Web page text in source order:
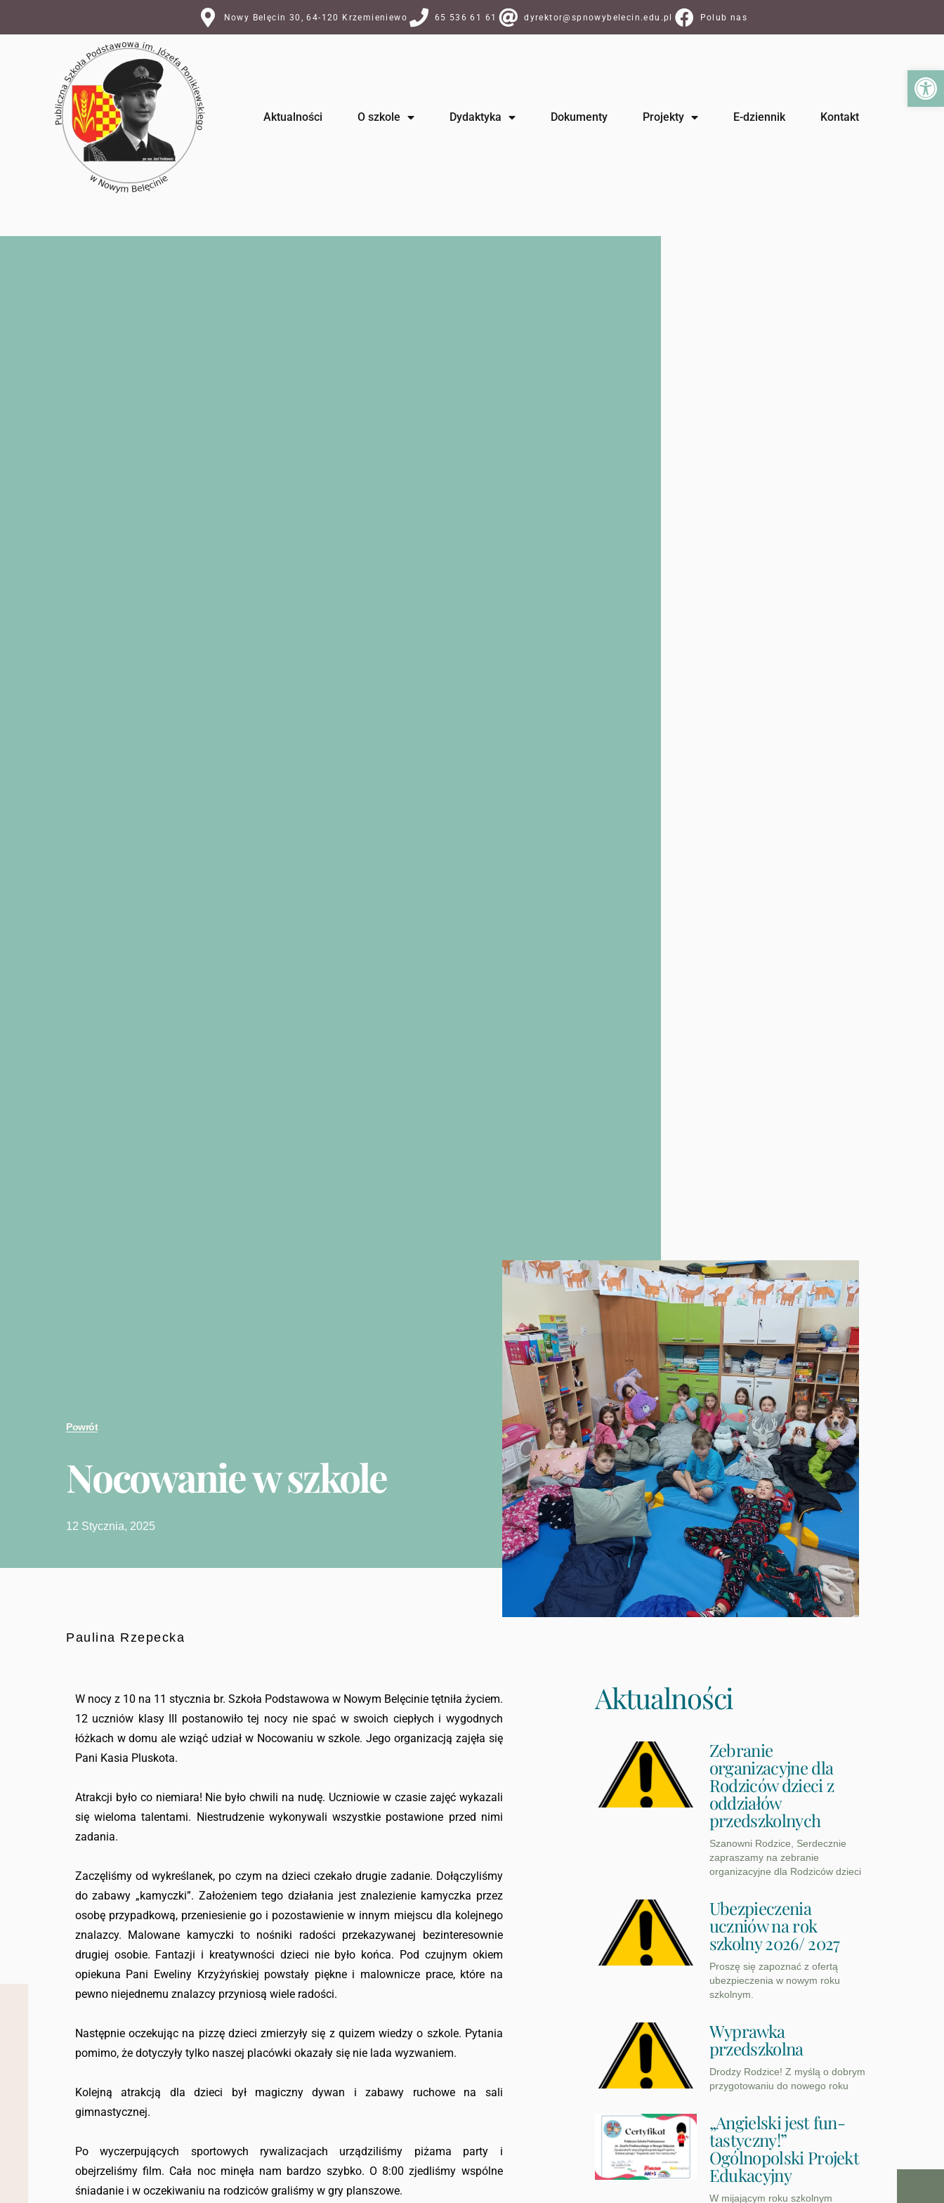
Nowy Belęcin 30, 64-120 Krzemieniewo 65 536 61 61 dyrektor@spnowybelecin.edu.pl Polub nas
Aktualności O szkole Dydaktyka Dokumenty Projekty E-dziennik Kontakt
Powrót
Nocowanie w szkole
12 Stycznia, 2025
Paulina Rzepecka
W nocy z 10 na 11 stycznia br. Szkoła Podstawowa w Nowym Belęcinie tętniła życiem.
12 uczniów klasy III postanowiło tej nocy nie spać w swoich ciepłych i wygodnych
łóżkach w domu ale wziąć udział w Nocowaniu w szkole. Jego organizacją zajęła się
Pani Kasia Pluskota.
Atrakcji było co niemiara! Nie było chwili na nudę. Uczniowie w czasie zajęć wykazali
się wieloma talentami. Niestrudzenie wykonywali wszystkie postawione przed nimi
zadania.
Zaczęliśmy od wykreślanek, po czym na dzieci czekało drugie zadanie. Dołączyliśmy
do zabawy „kamyczki”. Założeniem tego działania jest znalezienie kamyczka przez
osobę przypadkową, przeniesienie go i pozostawienie w innym miejscu dla kolejnego
znalazcy. Malowane kamyczki to nośniki radości przekazywanej bezinteresownie
drugiej osobie. Fantazji i kreatywności dzieci nie było końca. Pod czujnym okiem
opiekuna Pani Eweliny Krzyżyńskiej powstały piękne i malownicze prace, które na
pewno niejednemu znalazcy przyniosą wiele radości.
Następnie oczekując na pizzę dzieci zmierzyły się z quizem wiedzy o szkole. Pytania
pomimo, że dotyczyły tylko naszej placówki okazały się nie lada wyzwaniem.
Kolejną atrakcją dla dzieci był magiczny dywan i zabawy ruchowe na sali
gimnastycznej.
Po wyczerpujących sportowych rywalizacjach urządziliśmy piżama party i
obejrzeliśmy film. Cała noc minęła nam bardzo szybko. O 8:00 zjedliśmy wspólne
śniadanie i w oczekiwaniu na rodziców graliśmy w gry planszowe.
Aktualności
Zebranie
organizacyjne dla
Rodziców dzieci z
oddziałów
przedszkolnych
Szanowni Rodzice, Serdecznie
zapraszamy na zebranie
organizacyjne dla Rodziców dzieci
Ubezpieczenia
uczniów na rok
szkolny 2026/ 2027
Proszę się zapoznać z ofertą
ubezpieczenia w nowym roku
szkolnym.
Wyprawka
przedszkolna
Drodzy Rodzice! Z myślą o dobrym
przygotowaniu do nowego roku
„Angielski jest fun-
tastyczny!”
Ogólnopolski Projekt
Edukacyjny
W mijającym roku szkolnym